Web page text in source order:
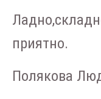
приятно.
Полякова